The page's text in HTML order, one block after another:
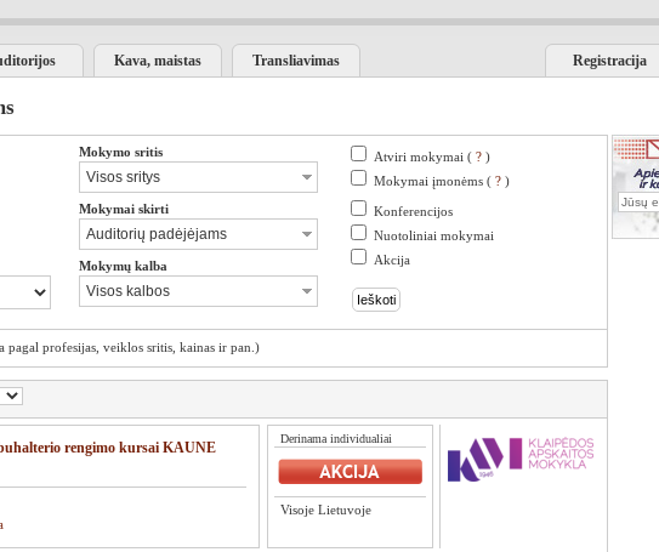
Kava, maistas Transliavimas Registracija
Mokymo sritis
Mokymai skirti
Mokymų kalba
Atviri mokymai ( ? )
Mokymai įmonėms ( ? )
Konferencijos
Nuotoliniai mokymai
Akcija
pagal profesijas, veiklos sritis, kainas ir pan.)
rengimo kursai KAUNE
Derinama individualiai
Visoje Lietuvoje